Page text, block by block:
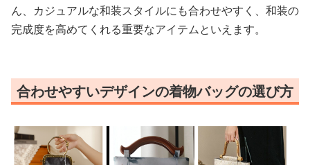
ん、カジュアルな和装スタイルにも合わせやすく、和装の
完成度を高めてくれる重要なアイテムといえます。
合わせやすいデザインの着物バッグの選び方